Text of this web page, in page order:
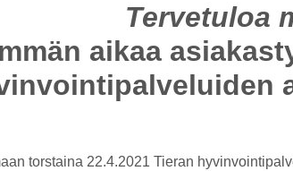
Tervetuloa
aikaa
torstaina 22.4.2021 Tieran